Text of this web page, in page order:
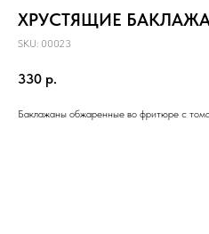
ХРУСТЯЩИЕ
SKU: 00023
330 р.
Баклажаны обжаренные во фритюре с